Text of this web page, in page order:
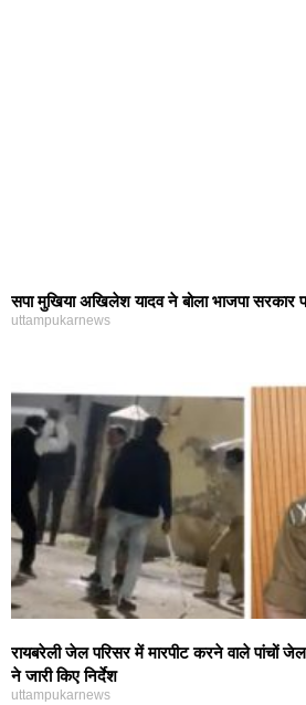
सपा मुखिया अखिलेश यादव ने बोला भाजपा सरकार
uttampukarnews
रायबरेली जेल परिसर में मारपीट करने वाले पांचों जेल
ने जारी किए निर्देश
uttampukarnews